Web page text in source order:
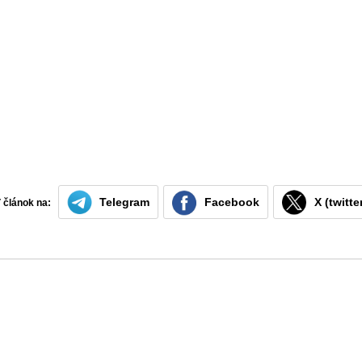
článok na: Telegram Facebook X